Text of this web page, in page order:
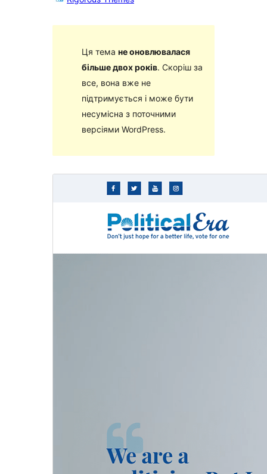
Ця тема не оновлювалася
більше двох років. Скоріш за
все, вона вже не
підтримується і може бути
несумісна з поточними
версіями WordPress.